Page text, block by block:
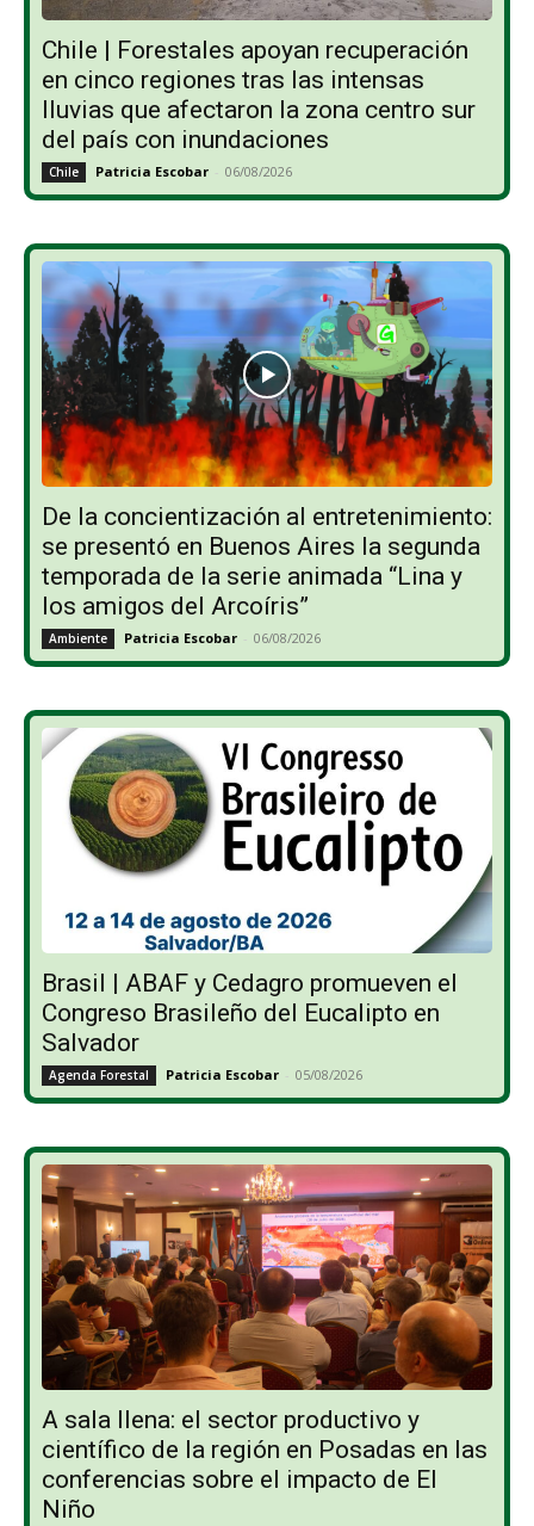
Chile | Forestales apoyan recuperación
en cinco regiones tras las intensas
lluvias que afectaron la zona centro sur
del país con inundaciones
Chile Patricia Escobar - 06/08/2026
De la concientización al entretenimiento:
se presentó en Buenos Aires la segunda
temporada de la serie animada “Lina y
los amigos del Arcoíris”
Ambiente Patricia Escobar - 06/08/2026
Brasil | ABAF y Cedagro promueven el
Congreso Brasileño del Eucalipto en
Salvador
Agenda Forestal Patricia Escobar - 05/08/2026
A sala llena: el sector productivo y
científico de la región en Posadas en las
conferencias sobre el impacto de El
Niño